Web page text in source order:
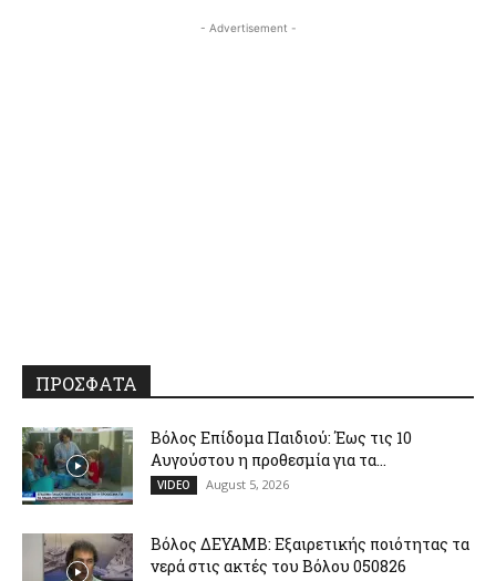
- Advertisement -
ΠΡΟΣΦΑΤΑ
Βόλος Επίδομα Παιδιού: Έως τις 10
Αυγούστου η προθεσμία για τα...
VIDEO August 5, 2026
Βόλος ΔΕΥΑΜΒ: Εξαιρετικής ποιότητας τα
νερά στις ακτές του Βόλου 050826